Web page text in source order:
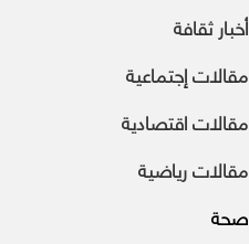
أخبار ثقافة
مقالات إجتماعية
مقالات اقتصادية
مقالات رياضية
صحة